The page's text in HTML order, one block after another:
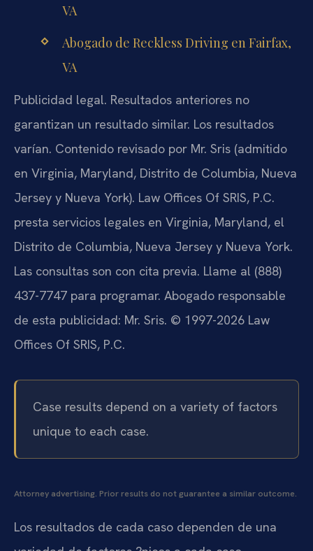
VA
Abogado de Reckless Driving en Fairfax,
VA
Publicidad legal. Resultados anteriores no
garantizan un resultado similar. Los resultados
varían. Contenido revisado por Mr. Sris (admitido
en Virginia, Maryland, Distrito de Columbia, Nueva
Jersey y Nueva York). Law Offices Of SRIS, P.C.
presta servicios legales en Virginia, Maryland, el
Distrito de Columbia, Nueva Jersey y Nueva York.
Las consultas son con cita previa. Llame al (888)
437-7747 para programar. Abogado responsable
de esta publicidad: Mr. Sris. © 1997-2026 Law
Offices Of SRIS, P.C.
Case results depend on a variety of factors
unique to each case.
Attorney advertising. Prior results do not guarantee a similar outcome.
Los resultados de cada caso dependen de una